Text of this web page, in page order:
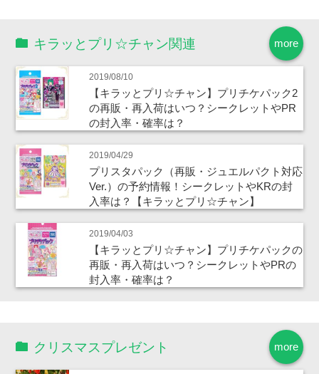
more
キラッとプリ☆チャン関連
2019/08/10
【キラッとプリ☆チャン】プリチケパック2
の再販・再入荷はいつ？シークレットやPR
の封入率・確率は？
2019/04/29
プリスタパック（再販・ジュエルパクト対応
Ver.）の予約情報！シークレットやKRの封
入率は？【キラッとプリ☆チャン】
2019/04/03
【キラッとプリ☆チャン】プリチケパックの
再販・再入荷はいつ？シークレットやPRの
封入率・確率は？
more
クリスマスプレゼント